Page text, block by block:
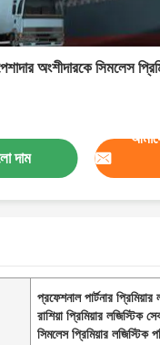
অংশীদারকে সিমলেস
দাম
প্রফেশনাল পার্টনার প্রিমিয়ার
রাশিয়া প্রিমিয়ার লজিস্টিক
সিমলেস প্রিমিয়ার লজিস্টিক